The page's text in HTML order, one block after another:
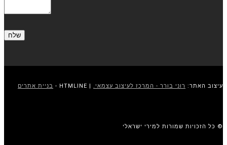
עיצוב האתר: רוני בורר - המרכז לעיצוב עצמאי. | HTMLINE - בניית אתרים
© כל הזכויות שמורות למירי ישראלי